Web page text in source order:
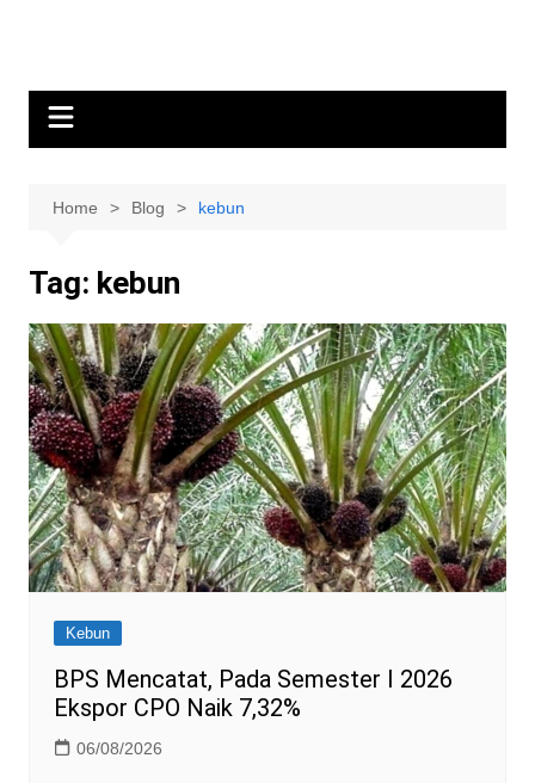
Home Blog kebun
Tag: kebun
Kebun
BPS Mencatat, Pada Semester I 2026
Ekspor CPO Naik 7,32%
06/08/2026